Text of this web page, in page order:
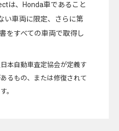
は、Honda車であること
い車両に限定、さらに第
をすべての車両で取得し
本自動車査定協会が定義す
るもの、または修復されて
。